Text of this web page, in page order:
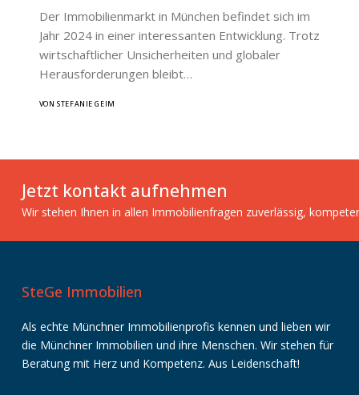
Der Immobilienmarkt in München befindet sich im
Jahr 2024 in einer interessanten Entwicklung. Trotz
wirtschaftlicher Unsicherheiten und globaler
Herausforderungen bleibt…
VON STEFANIE GEIM
Jetzt kontakt aufnehmen
Wir stehen Ihnen in allen Immobilienfragen zuverlässig,
SteGe Immobilien
Als echte Münchner Immobilienprofis kennen und lieben wir
die Münchner Immobilien und ihre Menschen. Wir stehen für
Beratung mit Herz und Kompetenz. Aus Leidenschaft!